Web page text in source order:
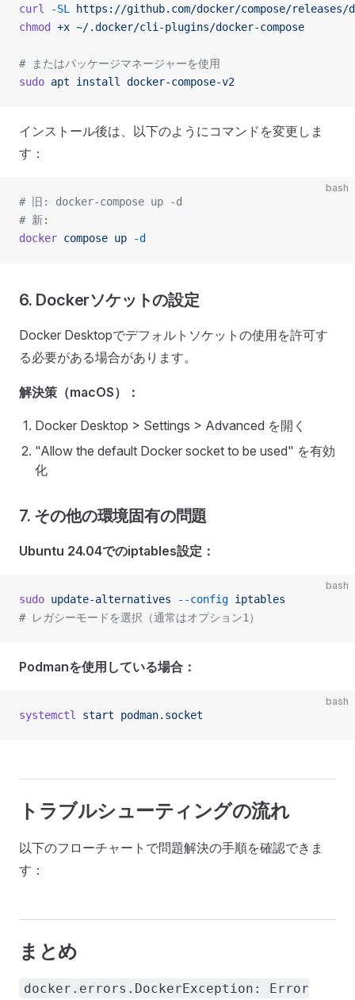
curl
-SL
https://github.com/docker/compose/releases/
chmod
+x ~/.docker/cli-plugins/docker-compose
# またはパッケージマネージャーを使用
sudo apt install docker-compose-v2
インストール後は、以下のようにコマンドを変更しま
す：
bash
# 旧: docker-compose up -d
# 新:
docker compose up -d
6. Dockerソケットの設定
Docker Desktopでデフォルトソケットの使用を許可す
る必要がある場合があります。
解決策（macOS）：
Docker Desktop > Settings > Advanced を開く
"Allow the default Docker socket to be used" を有効
化
7. その他の環境固有の問題
Ubuntu 24.04でのiptables設定：
bash
sudo update-alternatives --config iptables
# レガシーモードを選択（通常はオプション1）
Podmanを使用している場合：
bash
systemctl start podman.socket
トラブルシューティングの流れ
以下のフローチャートで問題解決の手順を確認できま
す：
まとめ
docker.errors.DockerException: Error